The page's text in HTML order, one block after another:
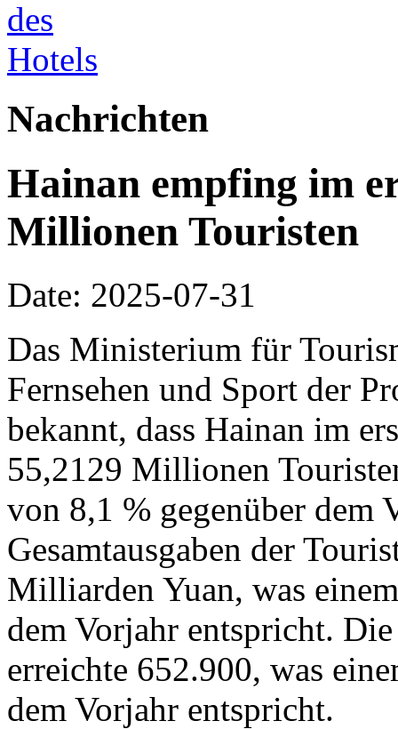
Nachrichten
Hainan empfing im
Millionen Touristen
Date: 2025-07-31
Das Ministerium für
Fernsehen und Sport der
bekannt, dass Hainan im
55,2129 Millionen
von 8,1 % gegenüber dem
Gesamtausgaben der
Milliarden Yuan, was
dem Vorjahr entspricht.
erreichte 652.900, was
dem Vorjahr entspricht.